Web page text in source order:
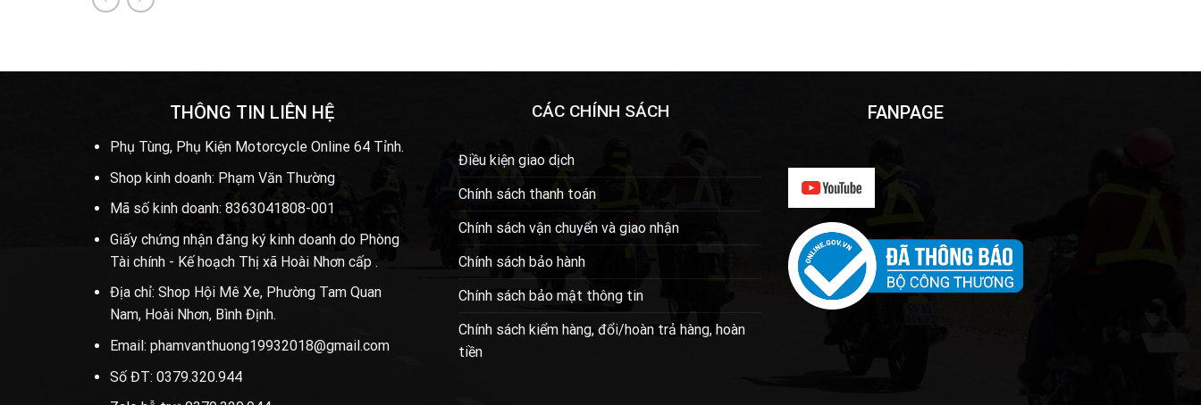
THÔNG TIN LIÊN HỆ
Phụ Tùng, Phụ Kiện Motorcycle Online 64 Tỉnh.
Shop kinh doanh: Phạm Văn Thường
Mã số kinh doanh: 8363041808-001
Giấy chứng nhận đăng ký kinh doanh do Phòng
Tài chính - Kế hoạch Thị xã Hoài Nhơn cấp .
Địa chỉ: Shop Hội Mê Xe, Phường Tam Quan
Nam, Hoài Nhơn, Bình Định.
Email: phamvanthuong19932018@gmail.com
Số ĐT: 0379.320.944
CÁC CHÍNH SÁCH
Điều kiện giao dịch
Chính sách thanh toán
Chính sách vận chuyển và giao nhận
Chính sách bảo hành
Chính sách bảo mật thông tin
Chính sách kiểm hàng, đổi/hoàn trả hàng, hoàn
tiền
FANPAGE